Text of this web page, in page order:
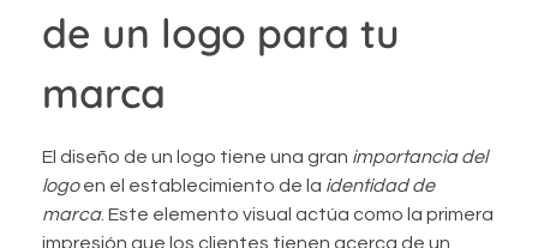
de un logo para tu
marca
El diseño de un logo tiene una gran importancia del
logoen el establecimiento de la identidad de
marca. Este elemento visual actúa como la primera
impresión que los clientes tienen acerca de un